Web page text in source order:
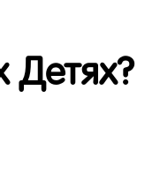
Детях?